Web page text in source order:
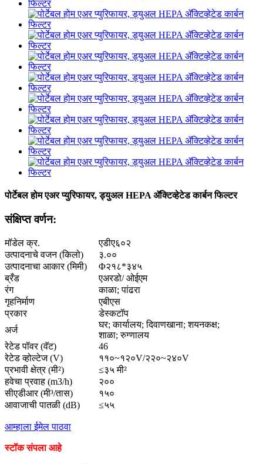
पोर्टेबल होम एअर प्युरिफायर, ड्युअल HEPA ॲक्टिव्हेटेड कार्बन फिल्टर
संक्षिप्त वर्णन:
मॉडेल क्र.
एडीए६०२
उत्पादनाचे वजन (किलो)
३.००
उत्पादनाचा आकार (मिमी)
Φ२१८*३४५
ब्रँड
एअरडो/ ओईएम
रंग
काळा; पांढरा
गृहनिर्माण
एबीएस
प्रकार
डेस्कटॉप
अर्ज
घर; कार्यालय; दिवाणखाना; शयनकक्ष;
शाळा; रुग्णालय
रेटेड पॉवर (वॅट)
46
रेटेड व्होल्टेज (V)
११०~१२०V/२२०~२४०V
प्रभावी क्षेत्र (मी²)
≤३५ मी²
हवेचा प्रवाह (m3/h)
२००
सीएडीआर (मी³/तास)
१५०
आवाजाची पातळी (dB)
≤५५
आम्हाला ईमेल पाठवा
स्टॉक संपला आहे